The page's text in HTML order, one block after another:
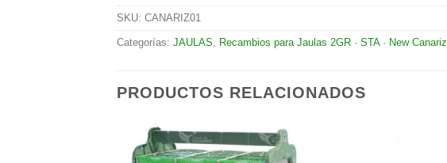
SKU: CANARIZ01
Categorías: JAULAS Recambios para Jaulas 2GR · STA · New Canariz
PRODUCTOS RELACIONADOS